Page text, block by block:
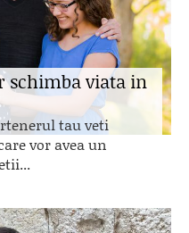
schimba viata in
tau veti
vor avea un